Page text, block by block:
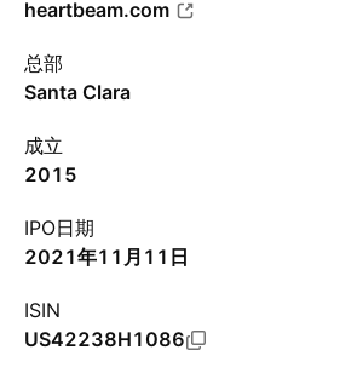
heartbeam.com
总部
Santa Clara
成立
2015
IPO日期
2021年11月11日
ISIN
US42238H1086